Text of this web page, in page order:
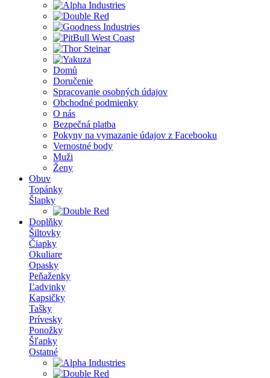
Domů
Doručenie
Spracovanie osobných údajov
Obchodné podmienky
O nás
Bezpečná platba
Pokyny na vymazanie údajov z Facebooku
Vernostné body
Muži
Ženy
Obuv
Topánky
Šlapky
Doplňky
Šiltovky
Čiapky
Okuliare
Opasky
Peňaženky
Ľadvinky
Kapsičky
Tašky
Prívesky
Ponožky
Šľapky
Ostatné